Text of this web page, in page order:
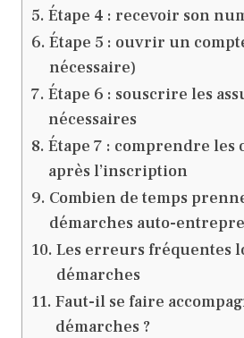
Étape 4 : recevoir son
Étape 5 : ouvrir un
nécessaire)
Étape 6 : souscrire les
nécessaires
Étape 7 : comprendre les
après l’inscription
Combien de temps
démarches auto-
Les erreurs fréquentes
démarches
Faut-il se faire
démarches ?